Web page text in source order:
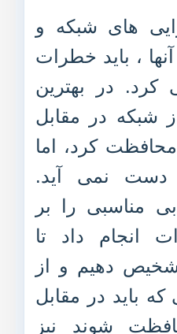
های شبکه و
، باید خطرات
کرد. در بهترین
شبکه در مقابل
کرد، اما
دست نمی آید.
مناسبی را بر
انجام داد تا
دهیم و از
باید در مقابل
شوند نیز